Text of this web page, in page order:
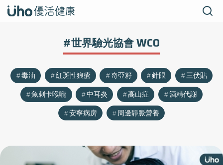
#世界驗光協會 WCO
毒油 紅斑性狼瘡 奇亞籽 針眼
三伏貼
魚刺卡喉嚨
中耳炎 高山症
酒精代謝
安寧病房
周邊靜脈營養